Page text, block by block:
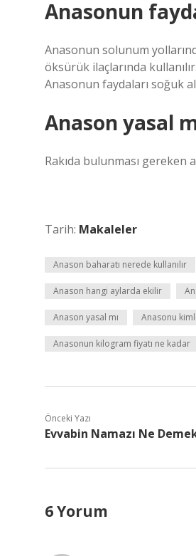
Anasonun
Anasonun solunum
öksürük ilaçlarında
Anasonun faydaları soğuk
Anason yasal
Rakıda bulunması
Tarih: Makaleler
Anason baharatı nerede kullanılır
Anason hangi aylarda ekilir
Anason yasal mı Anasonu
Anasonun kilogram fiyatı ne kadar
Önceki Yazı
Evvabin Namazı Ne
6 Yorum